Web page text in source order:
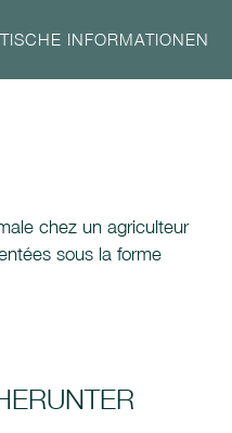
INFORMATIONEN
chez un agriculteur
sous la forme